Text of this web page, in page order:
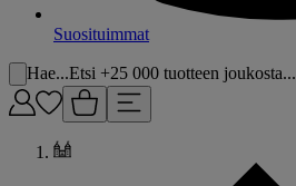
Suosituimmat
Hae...Etsi +25 000 tuotteen joukosta...